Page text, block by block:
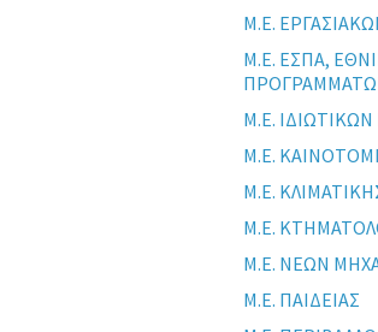
Μ.Ε.
Μ.Ε. ΕΣΠΑ,
Μ.Ε.
Μ.Ε.
Μ.Ε.
Μ.Ε.
Μ.Ε. ΝΕΩΝ
Μ.Ε. ΠΑΙΔΕΙΑΣ